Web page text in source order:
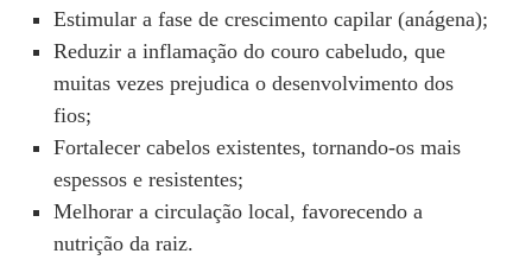
Estimular a fase de crescimento capilar (anágena);
Reduzir a inflamação do couro cabeludo, que
muitas vezes prejudica o desenvolvimento dos
fios;
Fortalecer cabelos existentes, tornando-os mais
espessos e resistentes;
Melhorar a circulação local, favorecendo a
nutrição da raiz.